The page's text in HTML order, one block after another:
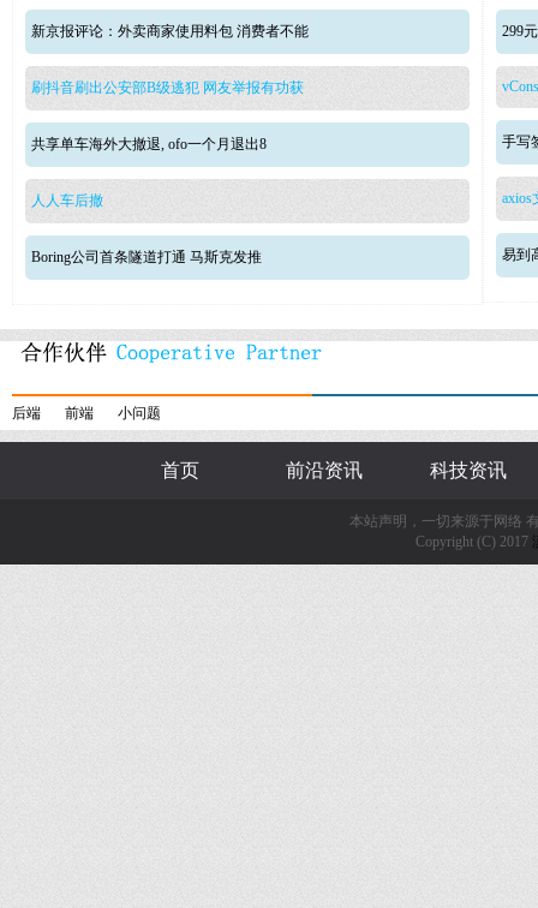
新京报评论：外卖商家使用料包 消费者不能
刷抖音刷出公安部B级逃犯 网友举报有功获
共享单车海外大撤退, ofo一个月退出8
人人车后撤
Boring公司首条隧道打通 马斯克发推
299
手写
axios
易到
后端 前端 小问题
首页 前沿资讯 科技资讯
本站声明，一切来源于网络
Copyright (C) 2017